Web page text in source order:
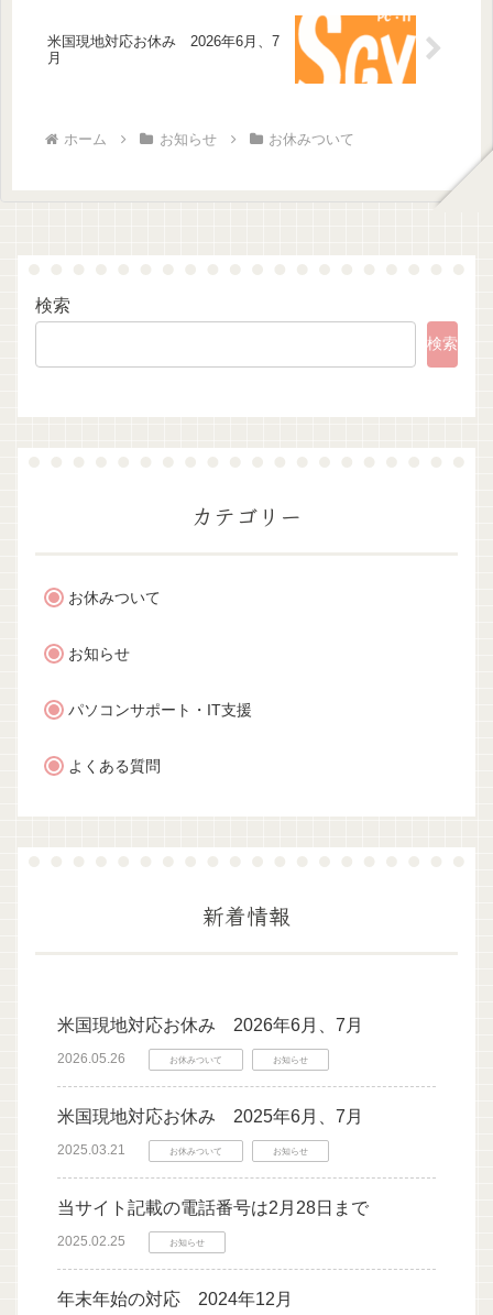
米国現地対応お休み 2026年6月、7
月
ホーム お知らせ お休みついて
検索
検索
カテゴリー
お休みついて
お知らせ
パソコンサポート・IT支援
よくある質問
新着情報
米国現地対応お休み 2026年6月、7月
2026.05.26 お休みついて お知らせ
米国現地対応お休み 2025年6月、7月
2025.03.21 お休みついて お知らせ
当サイト記載の電話番号は2月28日まで
2025.02.25 お知らせ
年末年始の対応 2024年12月